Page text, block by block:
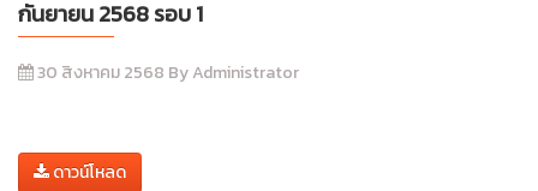
กันยายน 2568 รอบ 1
30 สิงหาคม 2568 By Administrator
ดาวน์โหลด